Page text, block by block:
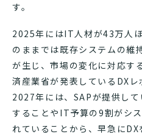
す。
2025年にはIT人材が43万人
のままでは既存システムの維
が生じ、市場の変化に対応す
済産業省が発表しているDXレ
2027年には、SAPが提供し
することやIT予算の9割がシ
れていることから、早急に